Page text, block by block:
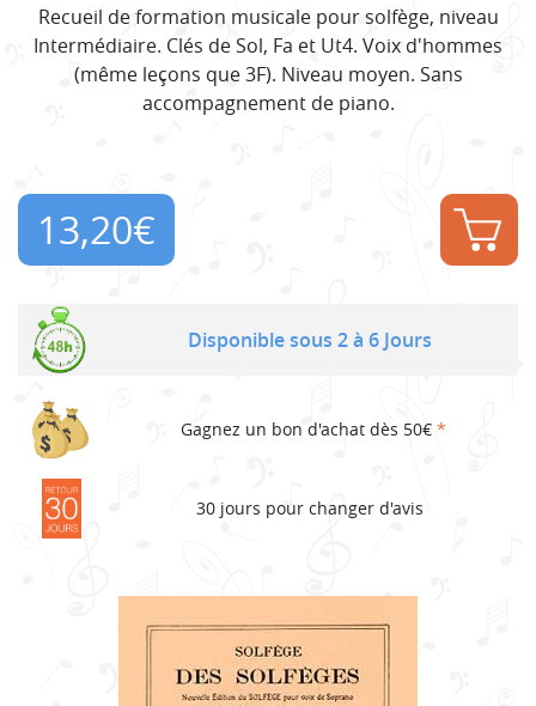
Recueil de formation musicale pour solfège, niveau
Intermédiaire. Clés de Sol, Fa et Ut4. Voix d'hommes
(même leçons que 3F). Niveau moyen. Sans
accompagnement de piano.
13,20€
Disponible sous 2 à 6 Jours
Gagnez un bon d'achat dès 50€ *
30 jours pour changer d'avis